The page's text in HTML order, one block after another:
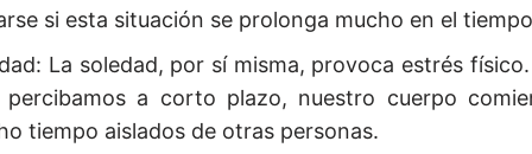
si esta situación se prolonga mucho en el
La soledad, por sí misma, provoca estrés
a corto plazo, nuestro cuerpo
tiempo aislados de otras personas.